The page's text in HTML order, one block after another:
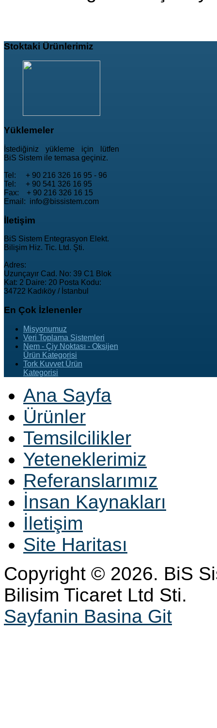
Stoktaki Ürünlerimiz
Yüklemeler
İstediğiniz yükleme için lütfen
BiS Sistem ile temasa geçiniz.
Tel: + 90 216 326 16 95 - 96
Tel: + 90 541 326 16 95
Fax: + 90 216 326 16 15
Email: info@bissistem.com
İletişim
BiS Sistem Entegrasyon Elekt.
Bilişim Hiz. Tic. Ltd. Şti.
Adres:
Uzunçayır Cad. No: 39 C1 Blok
Kat: 2 Daire: 20 Posta Kodu:
34722 Kadıköy / İstanbul
En Çok İzlenenler
Misyonumuz
Veri Toplama Sistemleri
Nem - Çiy Noktası - Oksijen
Ürün Kategorisi
Tork Kuvvet Ürün
Kategorisi
Ana Sayfa
Ürünler
Temsilcilikler
Yeteneklerimiz
Referanslarımız
İnsan Kaynakları
İletişim
Site Haritası
Copyright © 2026. BiS
Bilisim Ticaret Ltd Sti.
Sayfanin Basina Git